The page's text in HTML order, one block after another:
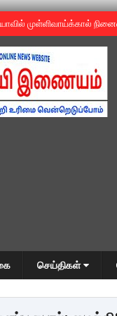
முள்ளிவாய்க்கால்
செய்திகள்